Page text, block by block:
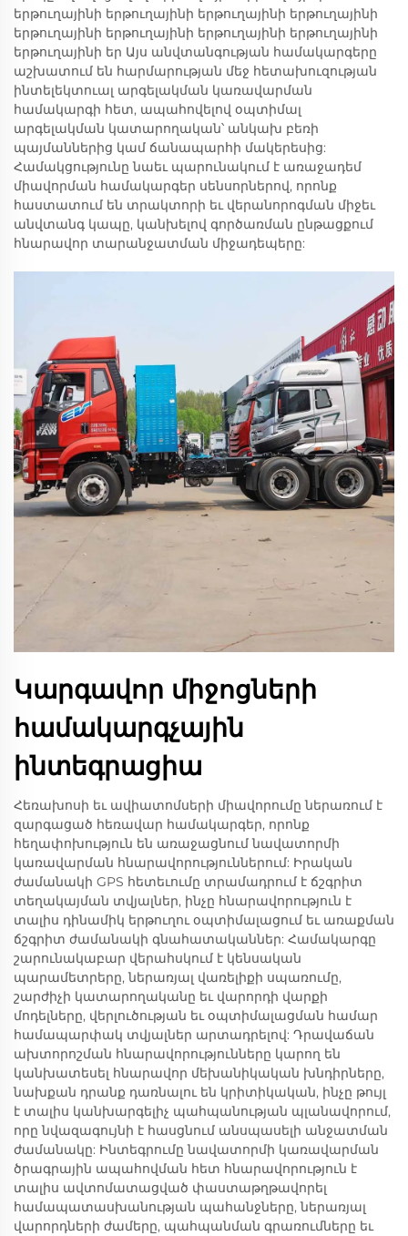
երթուղայինի երթուղայինի երթուղայինի երթուղայինի
երթուղայինի երթուղայինի երթուղայինի երթուղայինի
երթուղայինի եր Այս անվտանգության համակարգերը
աշխատում են հարմարության մեջ հետախուզության
ինտելեկտուալ արգելակման կառավարման
համակարգի հետ, ապահովելով օպտիմալ
արգելակման կատարողական՝ անկախ բեռի
պայմաններից կամ ճանապարհի մակերեսից:
Համակցությունը նաեւ պարունակում է առաջադեմ
միավորման համակարգեր սենսորներով, որոնք
հաստատում են տրակտորի եւ վերանորոգման միջեւ
անվտանգ կապը, կանխելով գործառման ընթացքում
հնարավոր տարանջատման միջադեպերը:
Կարգավոր միջոցների
համակարգչային
ինտեգրացիա
Հեռախոսի եւ ավիատոմսերի միավորումը ներառում է
զարգացած հեռավար համակարգեր, որոնք
հեղափոխություն են առաջացնում նավատորմի
կառավարման հնարավորություններում: Իրական
ժամանակի GPS հետեւումը տրամադրում է ճշգրիտ
տեղակայման տվյալներ, ինչը հնարավորություն է
տալիս դինամիկ երթուղու օպտիմալացում եւ առաքման
ճշգրիտ ժամանակի գնահատականներ: Համակարգը
շարունակաբար վերահսկում է կենսական
պարամետրերը, ներառյալ վառելիքի սպառումը,
շարժիչի կատարողականը եւ վարորդի վարքի
մոդելները, վերլուծության եւ օպտիմալացման համար
համապարփակ տվյալներ արտադրելով: Դրավաճան
ախտորոշման հնարավորությունները կարող են
կանխատեսել հնարավոր մեխանիկական խնդիրները,
նախքան դրանք դառնալու են կրիտիկական, ինչը թույլ
է տալիս կանխարգելիչ պահպանության պլանավորում,
որը նվազագույնի է հասցնում անսպասելի անջատման
ժամանակը: Ինտեգրումը նավատորմի կառավարման
ծրագրային ապահովման հետ հնարավորություն է
տալիս ավտոմատացված փաստաթղթավորել
համապատասխանության պահանջները, ներառյալ
վարորդների ժամերը, պահպանման գրառումները եւ